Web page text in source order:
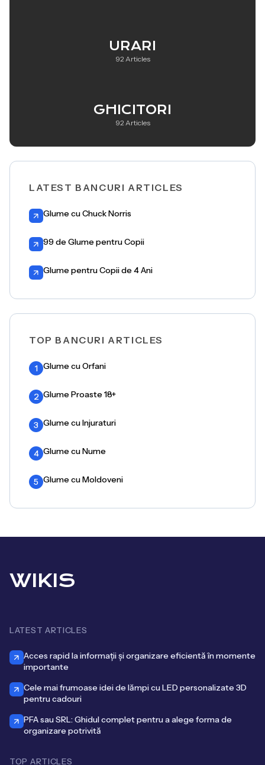
URARI
92 Articles
GHICITORI
92 Articles
LATEST BANCURI ARTICLES
Glume cu Chuck Norris
99 de Glume pentru Copii
Glume pentru Copii de 4 Ani
TOP BANCURI ARTICLES
1 Glume cu Orfani
2 Glume Proaste 18+
3 Glume cu Injuraturi
4 Glume cu Nume
5 Glume cu Moldoveni
WIKIS
LATEST ARTICLES
Acces rapid la informații și organizare eficientă în momente
importante
Cele mai frumoase idei de lămpi cu LED personalizate 3D
pentru cadouri
PFA sau SRL: Ghidul complet pentru a alege forma de
organizare potrivită
TOP ARTICLES